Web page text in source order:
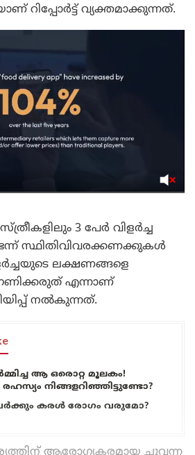
റിപ്പോർട്ട് വ്യക്തമാക്കുന്നത്.
3 പേർ വിളർച്ച
സ്ഥിതിവിവരക്കണക്കുകൾ
ലക്ഷണങ്ങളെ
എന്നാണ്
നൽകുന്നത്.
ആ ഒരൊറ്റ മൂലകം!
നിങ്ങളറിഞ്ഞിട്ടുണ്ടോ?
കരൾ രോഗം വരുമോ?